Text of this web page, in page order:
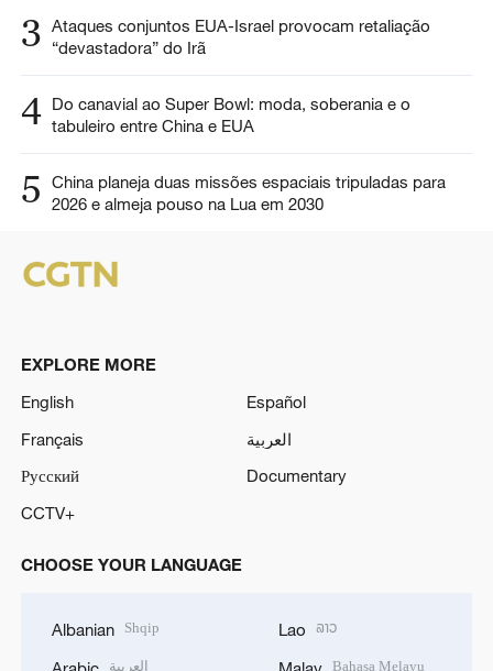
3 Ataques conjuntos EUA-Israel provocam retaliação
“devastadora” do Irã
4 Do canavial ao Super Bowl: moda, soberania e o
tabuleiro entre China e EUA
5
China planeja duas missões espaciais tripuladas para
2026 e almeja pouso na Lua em 2030
EXPLORE MORE
English
Español
Français
العربية
Русский
Documentary
CCTV+
CHOOSE YOUR LANGUAGE
Albanian Shqip
العربية
Lao ລາວ
Bahasa Melayu